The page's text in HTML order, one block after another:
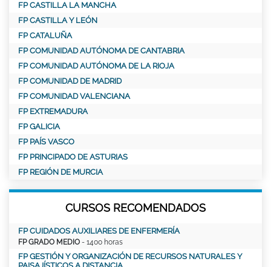
FP CASTILLA LA MANCHA
FP CASTILLA Y LEÓN
FP CATALUÑA
FP COMUNIDAD AUTÓNOMA DE CANTABRIA
FP COMUNIDAD AUTÓNOMA DE LA RIOJA
FP COMUNIDAD DE MADRID
FP COMUNIDAD VALENCIANA
FP EXTREMADURA
FP GALICIA
FP PAÍS VASCO
FP PRINCIPADO DE ASTURIAS
FP REGIÓN DE MURCIA
CURSOS RECOMENDADOS
FP CUIDADOS AUXILIARES DE ENFERMERÍA
FP GRADO MEDIO - 1400 horas
FP GESTIÓN Y ORGANIZACIÓN DE RECURSOS NATURALES Y